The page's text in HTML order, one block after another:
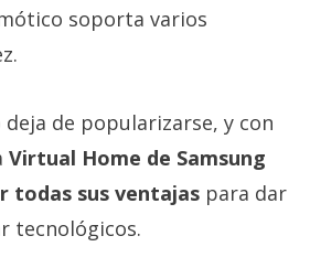
soporta varios
de popularizarse, y con
Virtual Home de Samsung
todas sus ventajas para dar
tecnológicos.